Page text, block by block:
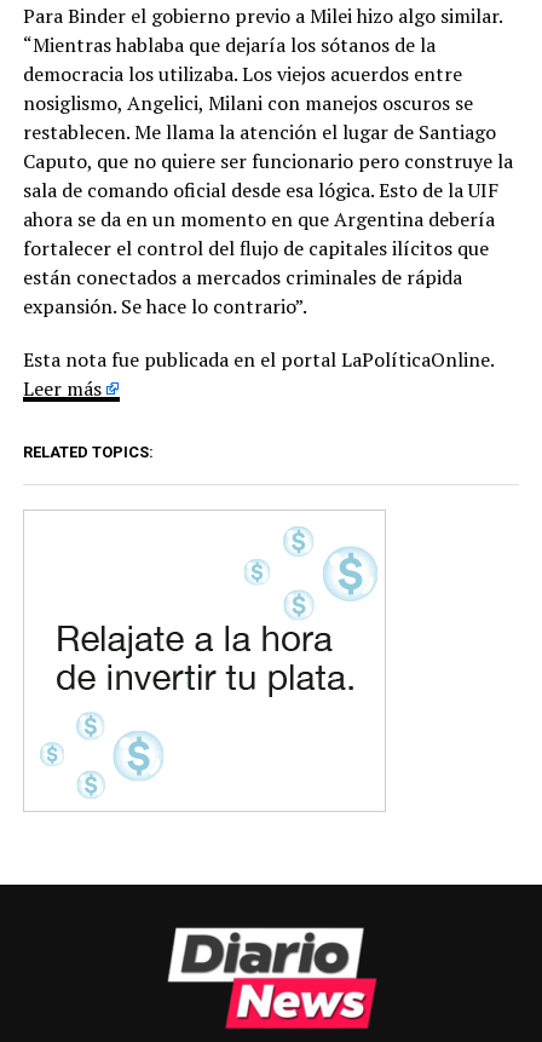
Para Binder el gobierno previo a Milei hizo algo similar.
“Mientras hablaba que dejaría los sótanos de la
democracia los utilizaba. Los viejos acuerdos entre
nosiglismo, Angelici, Milani con manejos oscuros se
restablecen. Me llama la atención el lugar de Santiago
Caputo, que no quiere ser funcionario pero construye la
sala de comando oficial desde esa lógica. Esto de la UIF
ahora se da en un momento en que Argentina debería
fortalecer el control del flujo de capitales ilícitos que
están conectados a mercados criminales de rápida
expansión. Se hace lo contrario”.
Esta nota fue publicada en el portal LaPolíticaOnline.
Leer más
RELATED TOPICS: